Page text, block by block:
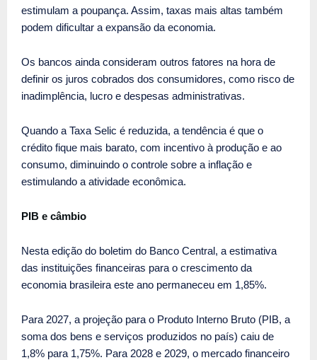
estimulam a poupança. Assim, taxas mais altas também
podem dificultar a expansão da economia.
Os bancos ainda consideram outros fatores na hora de
definir os juros cobrados dos consumidores, como risco de
inadimplência, lucro e despesas administrativas.
Quando a Taxa Selic é reduzida, a tendência é que o
crédito fique mais barato, com incentivo à produção e ao
consumo, diminuindo o controle sobre a inflação e
estimulando a atividade econômica.
PIB e câmbio
Nesta edição do boletim do Banco Central, a estimativa
das instituições financeiras para o crescimento da
economia brasileira este ano permaneceu em 1,85%.
Para 2027, a projeção para o Produto Interno Bruto (PIB, a
soma dos bens e serviços produzidos no país) caiu de
1,8% para 1,75%. Para 2028 e 2029, o mercado financeiro